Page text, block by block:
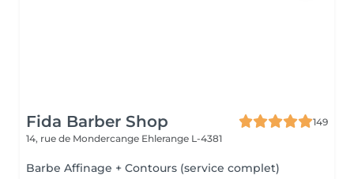
Fida Barber Shop
149
14, rue de Mondercange Ehlerange L-4381
Barbe Affinage + Contours (service complet)